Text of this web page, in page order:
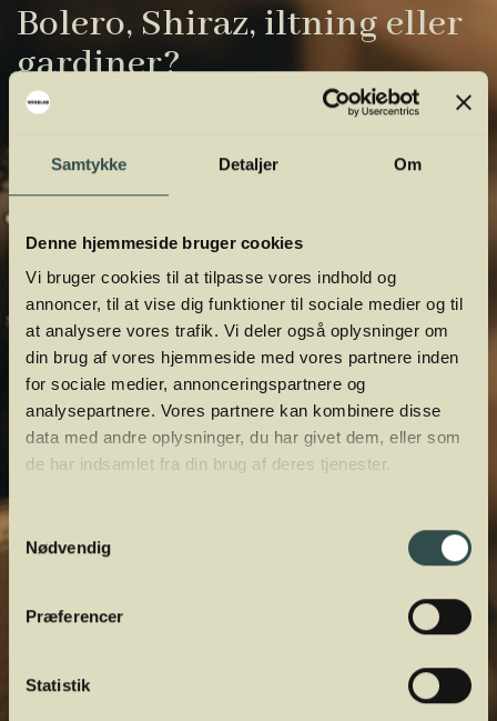
Samtykke Detaljer Om
Denne hjemmeside bruger cookies
Vi bruger cookies til at tilpasse vores indhold og
annoncer, til at vise dig funktioner til sociale medier og til
at analysere vores trafik. Vi deler også oplysninger om
din brug af vores hjemmeside med vores partnere inden
for sociale medier, annonceringspartnere og
analysepartnere. Vores partnere kan kombinere disse
data med andre oplysninger, du har givet dem, eller som
de har indsamlet fra din brug af deres tjenester.
Nødvendig
Præferencer
Statistik
Bolero, Shiraz, iltning eller
gardiner?
Vinens verden er fuld af komplicerede
udtryk. Vi har samlet de vigtigste i vores